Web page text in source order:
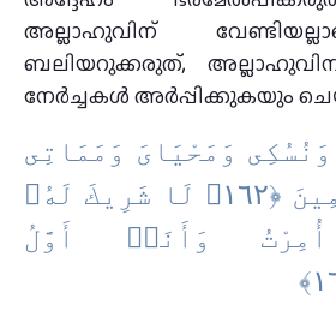
അല്ലാഹുവിന്
ബലിയറുക്കരുത്,
നേർച്ചകൾ അർപ്പിക്കുകയും
وَمَحْيَاىَ وَمَمَاتِى
لِلَّهِ رَبِّ ٱلْعَٰلَمِينَ ‎﴿١٦٢﴾‏ لَا شَرِيكَ لَهُۥ
وَأَنَا۠ أَوَّلُ